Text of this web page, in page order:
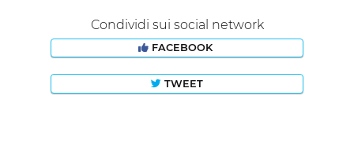
Condividi sui social network
FACEBOOK
TWEET